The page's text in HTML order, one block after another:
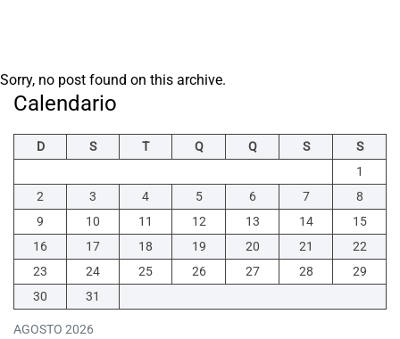
BELEZA
LIFESTYLE
EMPREENDEDORISMO
RELACIONAMENTO
BLOG
Sorry, no post found on this archive.
Calendario
AGOSTO 2026
D S T Q Q S
S
1
2
3 4 5 6 7
8
9
10 11 12 13 14
15
16
17 18 19 20 21
22
23
24 25 26 27 28
29
30
31